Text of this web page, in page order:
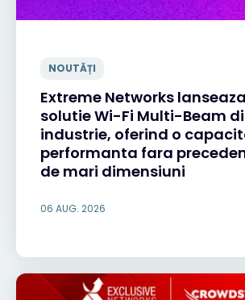
NOUTĂȚI
Extreme Networks
solutie Wi-Fi Multi-Beam
industrie, oferind o
performanta fara
de mari dimensiuni
06 AUG. 2026